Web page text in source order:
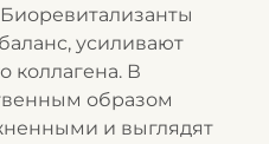
усиливают
коллагена. В
образом
и выглядят